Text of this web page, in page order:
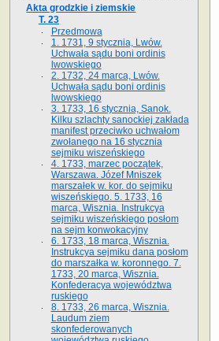
Akta grodzkie i ziemskie
T. 23
Przedmowa
1. 1731, 9 stycznia, Lwów.
Uchwała sądu boni ordinis
lwowskiego
2. 1732, 24 marca, Lwów.
Uchwała sądu boni ordinis
lwowskiego
3. 1733, 16 stycznia, Sanok.
Kilku szlachty sanockiej zakłada
manifest przeciwko uchwałom
zwołanego na 16 stycz­nia
sejmiku wiszeńskiego
4. 1733, marzec początek,
Warszawa. Józef Mniszek
marszałek w. kor. do sejmiku
wiszeńskiego. 5. 1733, 16
marca, Wisznia. Instrukcya
sejmiku wiszeńskiego posłom
na sejm konwokacyjny
6. 1733, 18 marca, Wisznia.
Instrukcya sejmiku dana posłom
do marszałka w. koronnego. 7.
1733, 20 marca, Wisznia.
Konfederacya województwa
ruskiego
8. 1733, 26 marca, Wisznia.
Laudum ziem
skonfederowanych